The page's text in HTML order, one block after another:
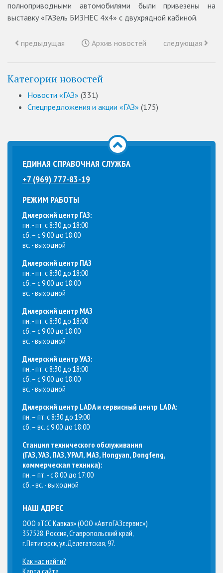
полноприводными автомобилями были привезены на
выставку «ГАЗель БИЗНЕС 4х4» с двухрядной кабиной.
предыдущая Архив новостей следующая
Категории новостей
Новости «ГАЗ» (331)
Спецпредложения и акции «ГАЗ» (175)
ЕДИНАЯ СПРАВОЧНАЯ СЛУЖБА
+7 (969) 777-83-19
РЕЖИМ РАБОТЫ
Дилерский центр ГАЗ:
пн. - пт. с 8:30 до 18:00
сб. – с 9:00 до 18:00
вс. - выходной
Дилерский центр ПАЗ
пн. - пт. с 8:30 до 18:00
сб. – с 9:00 до 18:00
вс. - выходной
Дилерский центр МАЗ
пн. - пт. с 8:30 до 18:00
сб. – с 9:00 до 18:00
вс. - выходной
Дилерский центр УАЗ:
пн. - пт. с 8:30 до 18:00
сб. – с 9:00 до 18:00
вс. - выходной
Дилерский центр LADA и сервисный центр LADA:
пн. – пт. с 8:30 до 19:00
сб. – вс. с 9:00 до 18:00
Станция технического обслуживания
(ГАЗ, УАЗ, ПАЗ, УРАЛ, МАЗ, Hongyan, Dongfeng,
коммерческая техника):
пн. – пт. - с 8:00 до 17:00
сб. - вс. - выходной
НАШ АДРЕС
ООО «ТСС Кавказ» (ООО «АвтоГАЗсервис»)
357528, Россия, Ставропольский край,
г.Пятигорск, ул.Делегатская, 97.
Как нас найти?